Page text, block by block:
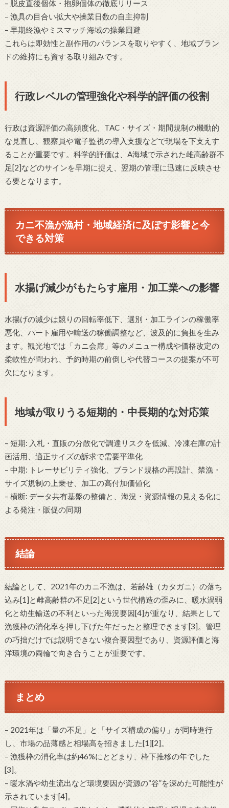
– 脱皮直後個体・抱卵個体の徹底リリース
– 漁具の目合い拡大や操業日数の自主抑制
– 早期終漁やミスマッチ海域の操業回避
これらは即効性と副作用のバランスを取りやすく、地域ブラン
ドの維持にも資する取り組みです。
行政レベルの管理強化や科学的評価の役割
行政は資源評価の高頻度化、TAC・サイズ・期間規制の機動的
な見直し、観察員や電子監視の導入支援などで現場を下支えす
ることが重要です。科学的評価は、A海域で示された雌高齢群不
足[2]などのサインを早期に捉え、翌期の管理に迅速に反映させ
る要となります。
カニ不漁が漁村・地域経済に及ぼす影響と今
できる対策
水揚げ減少がもたらす雇用・加工業への影響
水揚げの減少は競りの回転率低下、選別・加工ラインの稼働率
悪化、パート雇用や輸送の稼働調整など、波及的に負担を生み
ます。観光地では「カニ会席」等のメニュー構成や価格改定の
柔軟性が問われ、予約時期の前倒しや代替コースの提案が不可
欠になります。
地域が取りうる短期的・中長期的な対応策
– 短期: 入札・直販の分散化で調達リスクを低減、冷凍在庫の計
画活用、適正サイズの訴求で需要平準化
– 中期: トレーサビリティ強化、ブランド規格の再設計、禁漁・
サイズ規制の上乗せ、加工の高付加価値化
– 横断: データ共有基盤の整備と、海況・資源情報の見える化に
よる発注・販促の同期
結論
結論として、2021年のカニ不漁は、若齢雄（カタガニ）の落ち
込み[1]と雌高齢群の不足[2]という世代構造の歪みに、暖水渦弱
化と幼生輸送の不利といった海況要因[4]が重なり、結果として
漁獲枠の消化率を押し下げた年だったと整理できます[3]。管理
の巧拙だけでは説明できない複合要因型であり、資源評価と海
洋環境の両輪で向き合うことが重要です。
まとめ
– 2021年は「量の不足」と「サイズ構成の偏り」が同時進行
し、市場の品薄感と相場高を招きました[1][2]。
– 漁獲枠の消化率は約46%にとどまり、枠下推移の年でした
[3]。
– 暖水渦や幼生流出など環境要因が資源の“谷”を深めた可能性が
示されています[4]。